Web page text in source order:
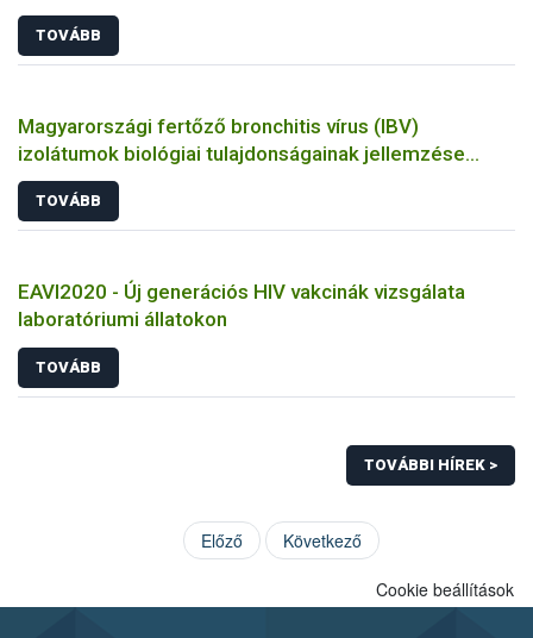
TOVÁBB
Magyarországi fertőző bronchitis vírus (IBV)
izolátumok biológiai tulajdonságainak jellemzése
állatkísérletes és molekuláris biológiai eszközökkel
TOVÁBB
EAVI2020 - Új generációs HIV vakcinák vizsgálata
laboratóriumi állatokon
TOVÁBB
TOVÁBBI HÍREK >
Előző Következő
Cookie beállítások